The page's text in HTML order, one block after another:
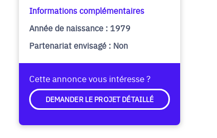
Informations complémentaires
Année de naissance : 1979
Partenariat envisagé : Non
Cette annonce vous intéresse ?
DEMANDER LE PROJET DÉTAILLÉ